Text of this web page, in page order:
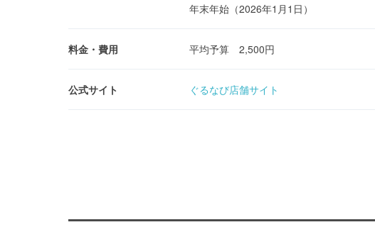
年末年始（2026年1月1日）
料金・費用 平均予算 2,500円
公式サイト ぐるなび店舗サイト